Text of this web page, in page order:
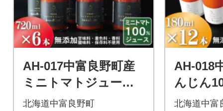
AH-017中富良野町産
ミニトマトジュース
『ほれまる』秋しぼ
北海道中富良野町
AH-018
んじん
『ちは
北海道中富